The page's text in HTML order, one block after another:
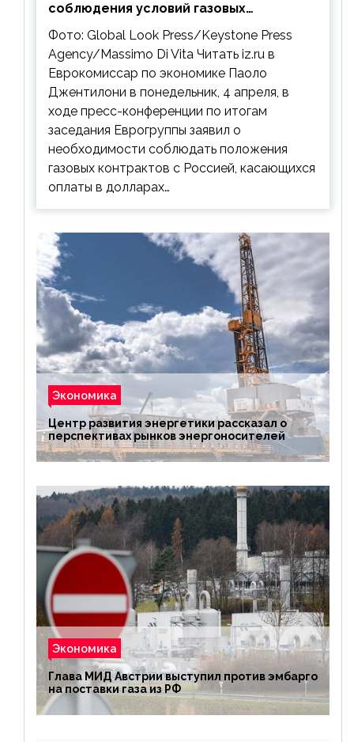
соблюдения условий газовых
контрактов с РФ
Фото: Global Look Press/Keystone Press
Agency/Massimo Di Vita Читать iz.ru в
Еврокомиссар по экономике Паоло
Джентилони в понедельник, 4 апреля, в
ходе пресс-конференции по итогам
заседания Еврогруппы заявил о
необходимости соблюдать положения
газовых контрактов с Россией, касающихся
оплаты в долларах…
Экономика
Центр развития энергетики рассказал о
перспективах рынков энергоносителей
Экономика
Глава МИД Австрии выступил против эмбарго
на поставки газа из РФ